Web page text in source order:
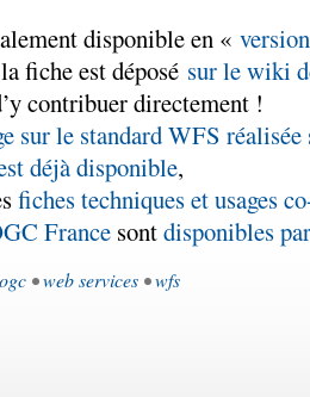
disponible en «
fiche est déposé sur le wiki
contribuer directement !
sur le standard WFS réalisée
déjà disponible,
fiches techniques et usages
France sontdisponibles
ogc •web services •wfs